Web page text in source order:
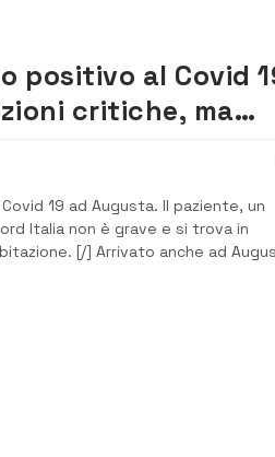
positivo al Covid
critiche, ma
19 ad Augusta. Il paziente, un
Italia non è grave e si trova in
[/] Arrivato anche ad
scorsi, dal Nord Italia e che,